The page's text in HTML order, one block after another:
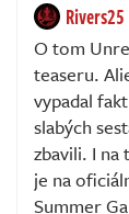
Rivers25
O tom
teaseru.
vypadal
slabých
zbavili. I
je na
Summer